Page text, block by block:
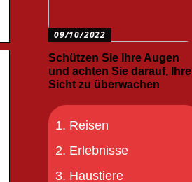
09/10/2022
Schützen Sie Ihre Augen
und achten Sie darauf, Ihre
Sicht zu überwachen
Reisen
Erlebnisse
Haustiere